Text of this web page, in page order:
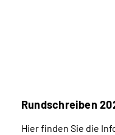
Rundschreiben
Hier finden Sie die